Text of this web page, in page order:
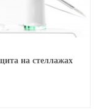
на стеллажах